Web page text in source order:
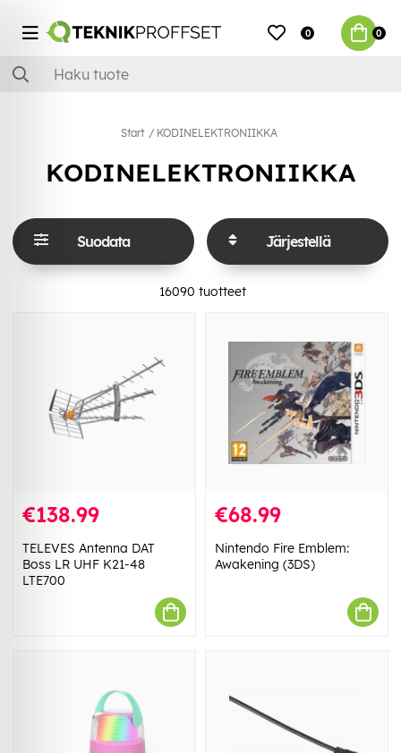
0 0
Start KODINELEKTRONIIKKA
KODINELEKTRONIIKKA
Suodata Järjestellä
16090 tuotteet
€138.99
TELEVES Antenna DAT
Boss LR UHF K21-48
LTE700
€68.99
Nintendo Fire Emblem:
Awakening (3DS)